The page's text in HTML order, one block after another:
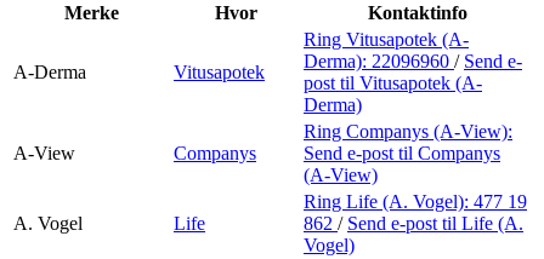
Åpningstider
Praktisk informasjon
Magasin
Merke
Hvor Kontaktinfo
A-Derma Vitusapotek
Ring Vitusapotek (A-
Derma): 22096960 / Send e-
post til Vitusapotek (A-
Derma)
A-View Companys
Ring Companys (A-View):
Send e-post til Companys
(A-View)
A. Vogel Life
Ring Life (A. Vogel): 477 19
862 / Send e-post til Life (A.
Vogel)